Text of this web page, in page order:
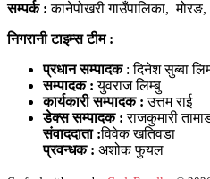
सम्पर्क :कानेपोखरी गाउँपालिका,
निगरानी टाइम्स टीम :
प्रधान सम्पादक : दिनेश सुब्बा
सम्पादक :युवराज लिम्बु
कार्यकारी सम्पादक : उत्तम राई
डेक्स सम्पादक :राजकुमारी
संवाददाता :विवेक खतिवडा
प्रवन्धक : अशोक फुयल